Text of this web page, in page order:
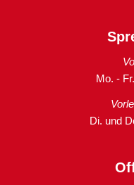
Mo. -
Di. und